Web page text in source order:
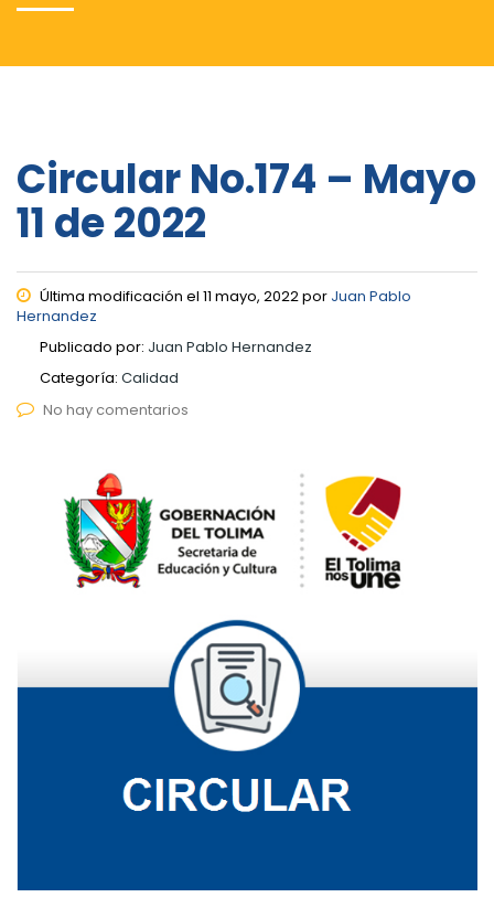
Circular No.174 – Mayo
11 de 2022
Última modificación el 11 mayo, 2022 por Juan Pablo
Hernandez
Publicado por: Juan Pablo Hernandez
Categoría: Calidad
No hay comentarios